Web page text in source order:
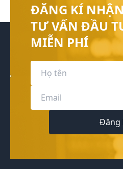
ĐĂNG KÍ
TƯ VẤN ĐẦU
MIỄN PHÍ
Đăng